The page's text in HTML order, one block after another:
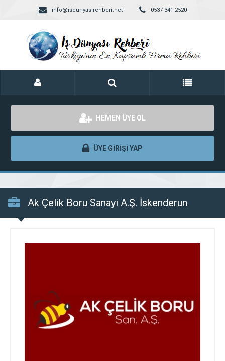
info@isdunyasirehberi.net 0537 341 2520
HEMEN ÜYE OL
ÜYE GİRİŞİ YAP
Ak Çelik Boru Sanayi A.Ş. İskenderun